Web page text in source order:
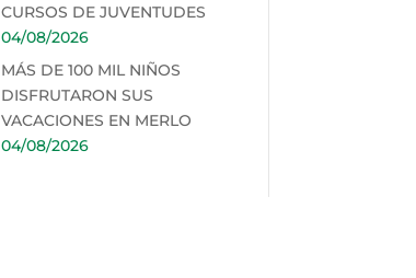
CURSOS DE JUVENTUDES
04/08/2026
MÁS DE 100 MIL NIÑOS
DISFRUTARON SUS
VACACIONES EN MERLO
04/08/2026